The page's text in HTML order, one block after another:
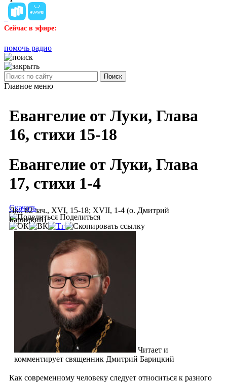
Сейчас в эфире:
помочь радио
Поиск
Главное меню
Евангелие от Луки, Глава
16, стихи 15-18
Евангелие от Луки, Глава
17, стихи 1-4
Лк., 82 зач., XVI, 15-18; XVII, 1-4 (о. Дмитрий
Барицкий)
Скачать
Поделиться
Читает и
комментирует священник Дмитрий Барицкий
Как современному человеку следует относиться к разного